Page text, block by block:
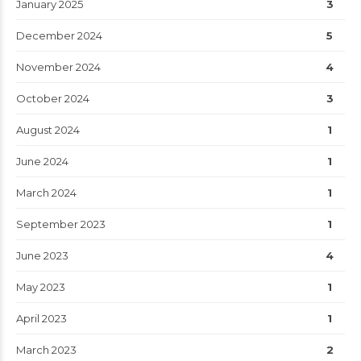
January 2025 3
December 2024 5
November 2024 4
October 2024 3
August 2024 1
June 2024 1
March 2024 1
September 2023 1
June 2023 4
May 2023 1
April 2023 1
March 2023 2